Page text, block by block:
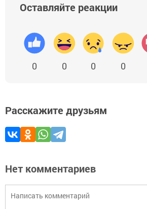
Оставляйте реакции
0 0 0 0
Расскажите друзьям
Нет комментариев